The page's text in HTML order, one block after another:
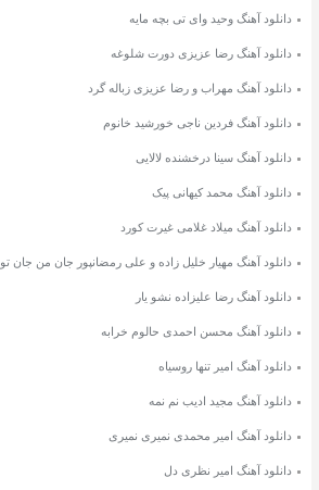
دانلود آهنگ وحید وای تی بچه مایه
دانلود آهنگ رضا عزیزی دورت شلوغه
دانلود آهنگ مهراب و رضا عزیزی زباله گرد
دانلود آهنگ فردین ناجی خورشید خانوم
دانلود آهنگ سینا درخشنده لالایی
دانلود آهنگ محمد کیهانی پیک
دانلود آهنگ میلاد غلامی غیرت کورد
دانلود آهنگ مهیار خلیل زاده و علی رمضانپور جان من جان تو
دانلود آهنگ رضا علیزاده نشو یار
دانلود آهنگ محسن احمدی حالوم خرابه
دانلود آهنگ امیر تنها روسیاه
دانلود آهنگ مجید ادیب نم نمه
دانلود آهنگ امیر محمدی نمیری نمیری
دانلود آهنگ امیر نظری دل